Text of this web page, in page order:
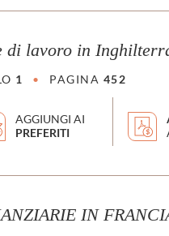
di lavoro in
1 • PAGINA 452
AGGIUNGI AI
PREFERITI
IN